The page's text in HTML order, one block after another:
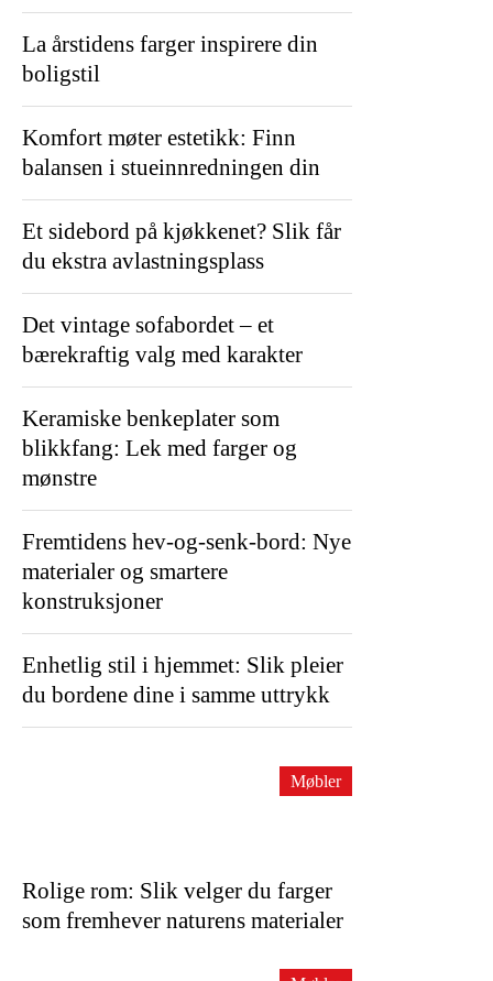
La årstidens farger inspirere din
boligstil
Komfort møter estetikk: Finn
balansen i stueinnredningen din
Et sidebord på kjøkkenet? Slik får
du ekstra avlastningsplass
Det vintage sofabordet – et
bærekraftig valg med karakter
Keramiske benkeplater som
blikkfang: Lek med farger og
mønstre
Fremtidens hev-og-senk-bord: Nye
materialer og smartere
konstruksjoner
Enhetlig stil i hjemmet: Slik pleier
du bordene dine i samme uttrykk
Rolige rom: Slik velger du farger
som fremhever naturens materialer
Møbler